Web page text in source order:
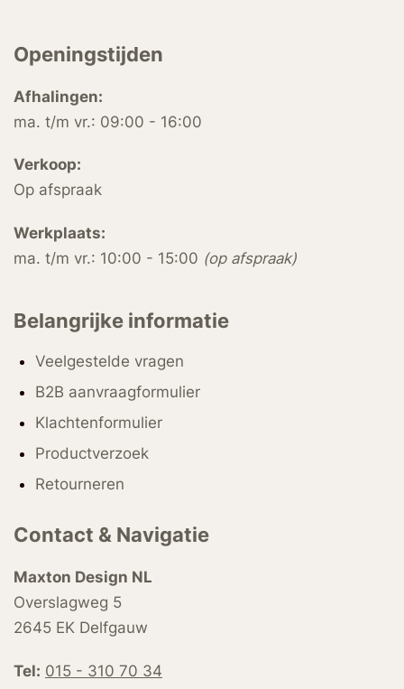
Openingstijden
Afhalingen:
ma. t/m vr.: 09:00 - 16:00
Verkoop:
Op afspraak
Werkplaats:
ma. t/m vr.: 10:00 - 15:00 (op afspraak)
Belangrijke informatie
Veelgestelde vragen
B2B aanvraagformulier
Klachtenformulier
Productverzoek
Retourneren
Contact & Navigatie
Maxton Design NL
Overslagweg 5
2645 EK Delfgauw
Tel: 015 - 310 70 34